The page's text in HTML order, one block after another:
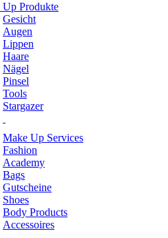
Up Produkte
Gesicht
Augen
Lippen
Haare
Nägel
Pinsel
Tools
Stargazer
Make Up Services
Fashion
Academy
Bags
Gutscheine
Shoes
Body Products
Accessoires